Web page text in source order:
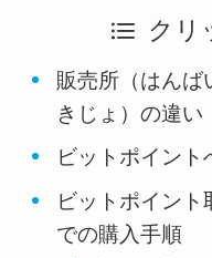
クリ
販売所（はんば
きじょ）の違い
ビットポイント
ビットポイント
での購入手順